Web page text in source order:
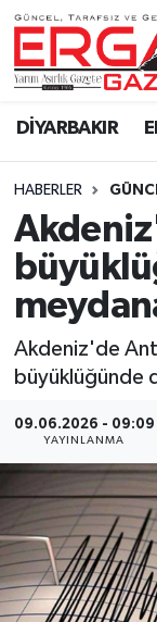
DİYARBAKIR
HABERLER
Akdeniz'de
büyüklüğünde
09.06.2026 - 09:09
YAYINLANMA
BİSMİL
BAĞLAR
ERGANİ
Güncel
Eği̇ti̇m
Resmi
Sağlık
Si̇yaset
Spor
Yaşam
Anali̇z
Ergani
Ergani
Ergani
Süper Lig
Tüm
Son
Haber Arşivi